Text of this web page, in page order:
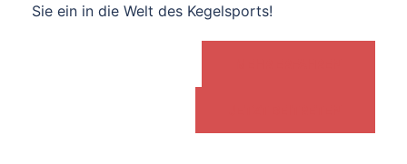
Sie ein in die Welt des Kegelsports!